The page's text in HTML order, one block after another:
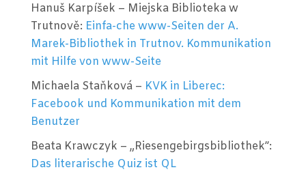
Hanuš Karpíšek – Miejska Biblioteka w
Trutnově: Einfa-che www-Seiten der A.
Marek-Bibliothek in Trutnov. Kommunikation
mit Hilfe von www-Seite
Michaela Staňková – KVK in Liberec:
Facebook und Kommunikation mit dem
Benutzer
Beata Krawczyk – „Riesengebirgsbibliothek”:
Das literarische Quiz ist QL